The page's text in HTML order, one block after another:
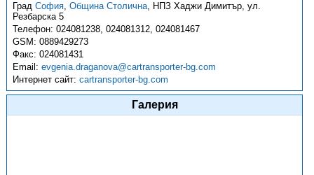
ГрадСофия,Община Столична, НПЗ Хаджи Димитър, ул.
Резбарска 5
Телефон:024081238, 024081312, 024081467
GSM:0889429273
Факс:024081431
Email:evgenia.draganova@cartransporter-bg.com
Интернет сайт:cartransporter-bg.com
Галерия